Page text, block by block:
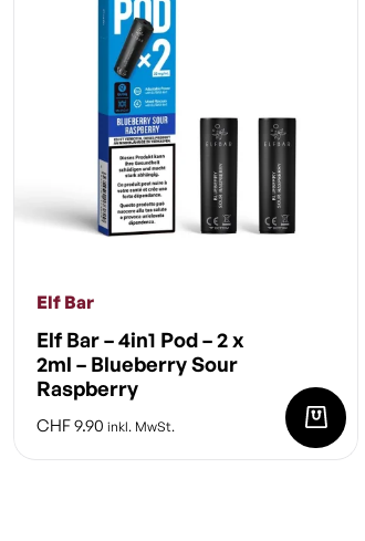
Elf Bar
Elf Bar – 4in1 Pod – 2 x
2ml – Blueberry Sour
Raspberry
CHF9.90 inkl. MwSt.